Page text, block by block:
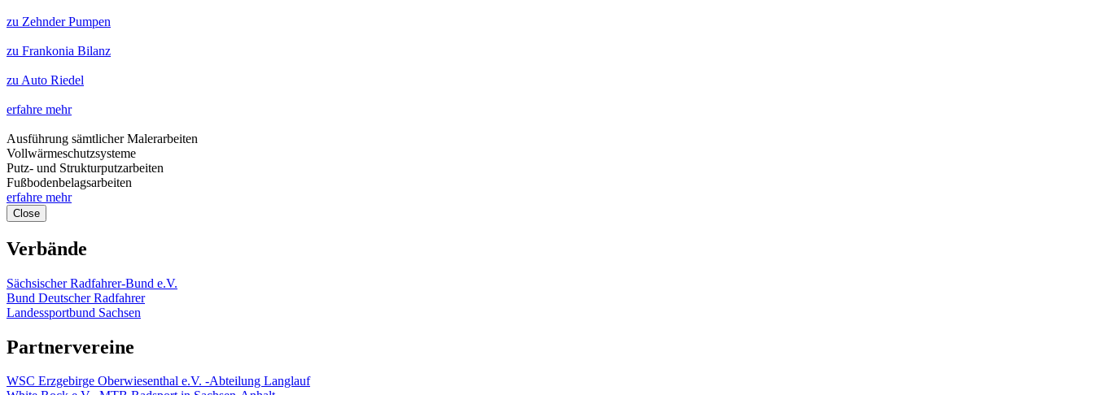
zu Zehnder Pumpen
zu Frankonia Bilanz
zu Auto Riedel
erfahre mehr
Ausführung sämtlicher Malerarbeiten
Vollwärmeschutzsysteme
Putz- und Strukturputzarbeiten
Fußbodenbelagsarbeiten
erfahre mehr
Close
Verbände
Sächsischer Radfahrer-Bund e.V.
Bund Deutscher Radfahrer
Landessportbund Sachsen
Partnervereine
WSC Erzgebirge Oberwiesenthal e.V. -Abteilung Langlauf